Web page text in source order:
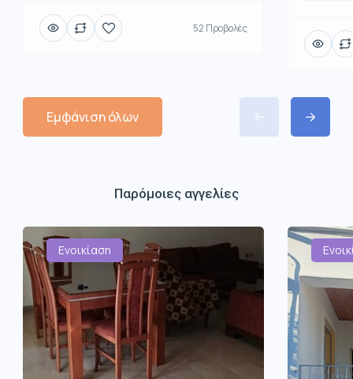
52 Προβολές
Εμφάνιση όλων
Παρόμοιες αγγελίες
Ενοικίαση